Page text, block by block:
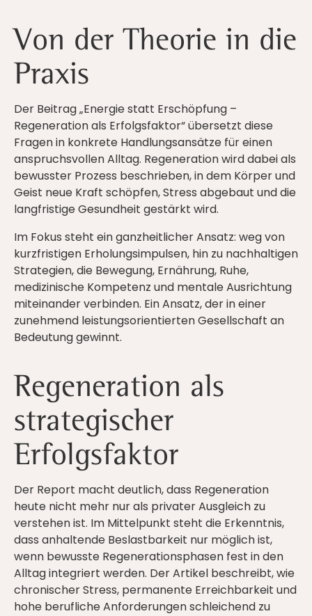
Von der Theorie in die
Praxis
Der Beitrag „Energie statt Erschöpfung –
Regeneration als Erfolgsfaktor“ übersetzt diese
Fragen in konkrete Handlungsansätze für einen
anspruchsvollen Alltag. Regeneration wird dabei als
bewusster Prozess beschrieben, in dem Körper und
Geist neue Kraft schöpfen, Stress abgebaut und die
langfristige Gesundheit gestärkt wird.
Im Fokus steht ein ganzheitlicher Ansatz: weg von
kurzfristigen Erholungsimpulsen, hin zu nachhaltigen
Strategien, die Bewegung, Ernährung, Ruhe,
medizinische Kompetenz und mentale Ausrichtung
miteinander verbinden. Ein Ansatz, der in einer
zunehmend leistungsorientierten Gesellschaft an
Bedeutung gewinnt.
Regeneration als
strategischer
Erfolgsfaktor
Der Report macht deutlich, dass Regeneration
heute nicht mehr nur als privater Ausgleich zu
verstehen ist. Im Mittelpunkt steht die Erkenntnis,
dass anhaltende Beslastbarkeit nur möglich ist,
wenn bewusste Regenerationsphasen fest in den
Alltag integriert werden. Der Artikel beschreibt, wie
chronischer Stress, permanente Erreichbarkeit und
hohe berufliche Anforderungen schleichend zu